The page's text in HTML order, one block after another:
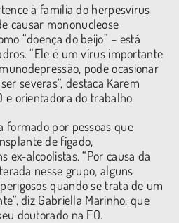
à família do herpesvírus
causar mononucleose
“doença do beijo” – está
“Ele é um vírus importante
pode ocasionar
severas”, destaca Karem
e orientadora do trabalho.
formado por pessoas que
de fígado,
ex-alcoolistas. “Por causa da
nesse grupo, alguns
quando se trata de um
diz Gabriella Marinho, que
doutorado na FO.